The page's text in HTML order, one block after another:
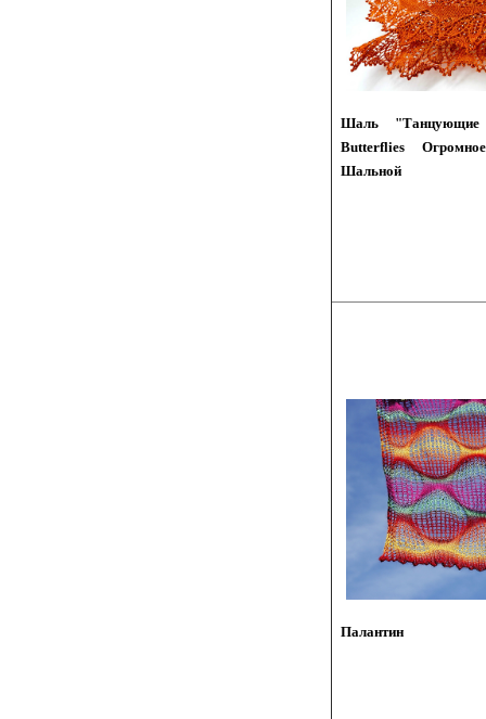
Шаль "Танцующие
Butterflies
Шальной
Палантин